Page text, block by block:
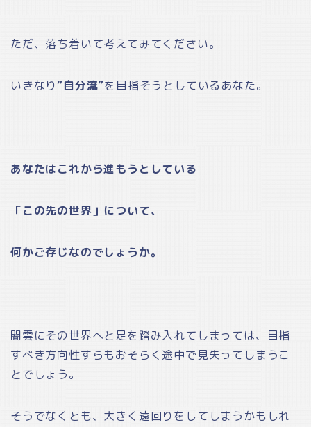
ただ、落ち着いて考えてみてください。
いきなり“自分流”を目指そうとしているあなた。
あなたはこれから進もうとしている
「この先の世界」について、
何かご存じなのでしょうか。
闇雲にその世界へと足を踏み入れてしまっては、目指
すべき方向性すらもおそらく途中で見失ってしまうこ
とでしょう。
そうでなくとも、大きく遠回りをしてしまうかもしれ